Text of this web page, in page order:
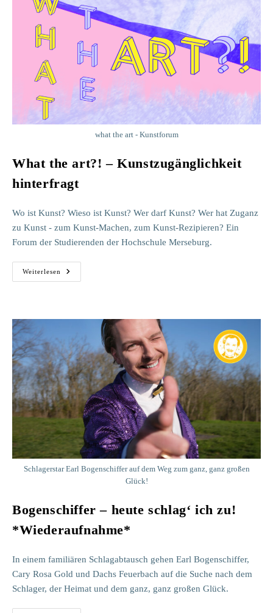
what the art - Kunstforum
What the art?! – Kunstzugänglichkeit
hinterfragt
Wo ist Kunst? Wieso ist Kunst? Wer darf Kunst? Wer hat Zuganz
zu Kunst - zum Kunst-Machen, zum Kunst-Rezipieren? Ein
Forum der Studierenden der Hochschule Merseburg.
Weiterlesen
What
The
Schlagerstar Earl Bogenschiffer auf dem Weg zum ganz, ganz großen
Glück!
Bogenschiffer – heute schlag‘ ich zu!
*Wiederaufnahme*
In einem familiären Schlagabtausch gehen Earl Bogenschiffer,
Cary Rosa Gold und Dachs Feuerbach auf die Suche nach dem
Schlager, der Heimat und dem ganz, ganz großen Glück.